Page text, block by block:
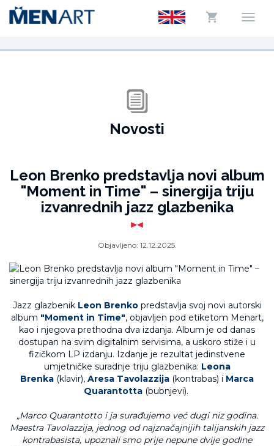
Novosti
Leon Brenko predstavlja novi album
"Moment in Time" – sinergija triju
izvanrednih jazz glazbenika
Objavljeno: 12.12.2025.
Jazz glazbenik Leon Brenko predstavlja svoj novi autorski
album "Moment in Time", objavljen pod etiketom Menart,
kao i njegova prethodna dva izdanja. Album je od danas
dostupan na svim digitalnim servisima, a uskoro stiže i u
fizičkom LP izdanju. Izdanje je rezultat jedinstvene
umjetničke suradnje triju glazbenika: Leona
Brenka (klavir), Aresa Tavolazzija (kontrabas) i Marca
Quarantotta(bubnjevi).
„Marco Quarantotto i ja surađujemo već dugi niz godina.
Maestra Tavolazzija, jednog od najznačajnijih talijanskih jazz
kontrabasista, upoznali smo prije nepune dvije godine